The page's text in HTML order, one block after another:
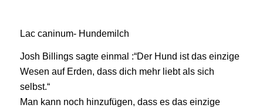
Lac caninum- Hundemilch
Josh Billings sagte einmal :“Der Hund ist das einzige
Wesen auf Erden, dass dich mehr liebt als sich
selbst.“
Man kann noch hinzufügen, dass es das einzige